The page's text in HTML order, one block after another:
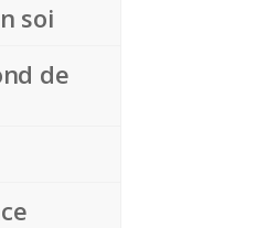
soi
de